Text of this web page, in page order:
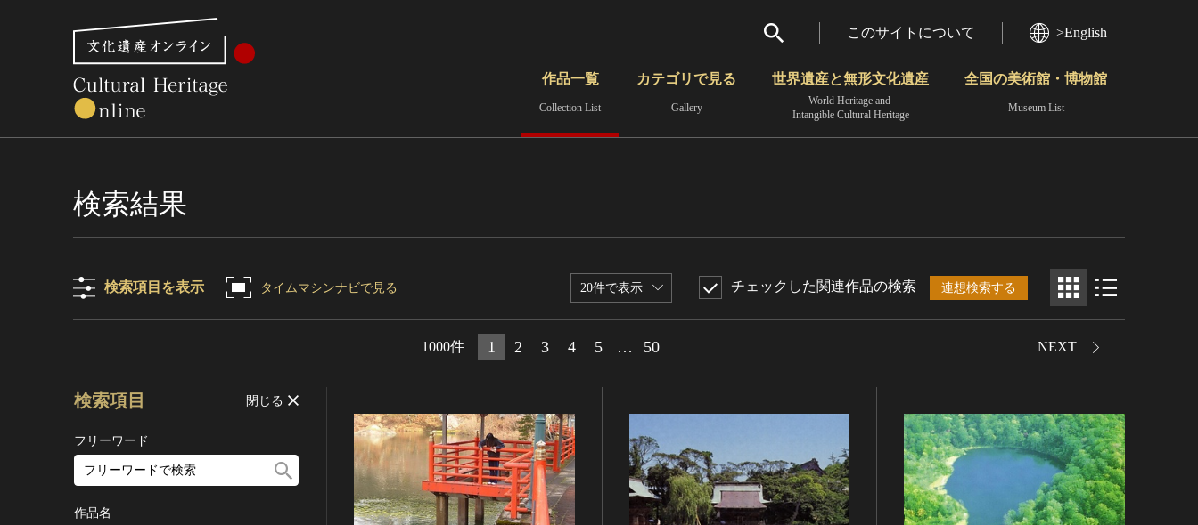
さらに詳細検索
このサイトについて >English
作品一覧
Collection List
カテゴリで見る
Gallery
世界遺産と無形文化遺産
World Heritage and
Intangible Cultural Heritage
全国の美術館・博物館
Museum List
検索結果
検索項目を表示 タイムマシンナビで見る 20件で表示 チェックした関連作品の検索 連想検索する
1000件 1 2 3 4 5 … 50 NEXT
検索項目 閉じる
フリーワード
作品名